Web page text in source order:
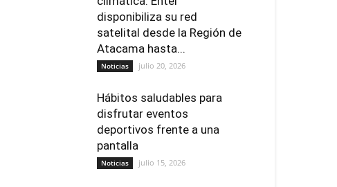
disponibiliza su red
satelital desde la Región de
Atacama hasta...
Noticias julio 20, 2026
Hábitos saludables para
disfrutar eventos
deportivos frente a una
pantalla
Noticias julio 15, 2026